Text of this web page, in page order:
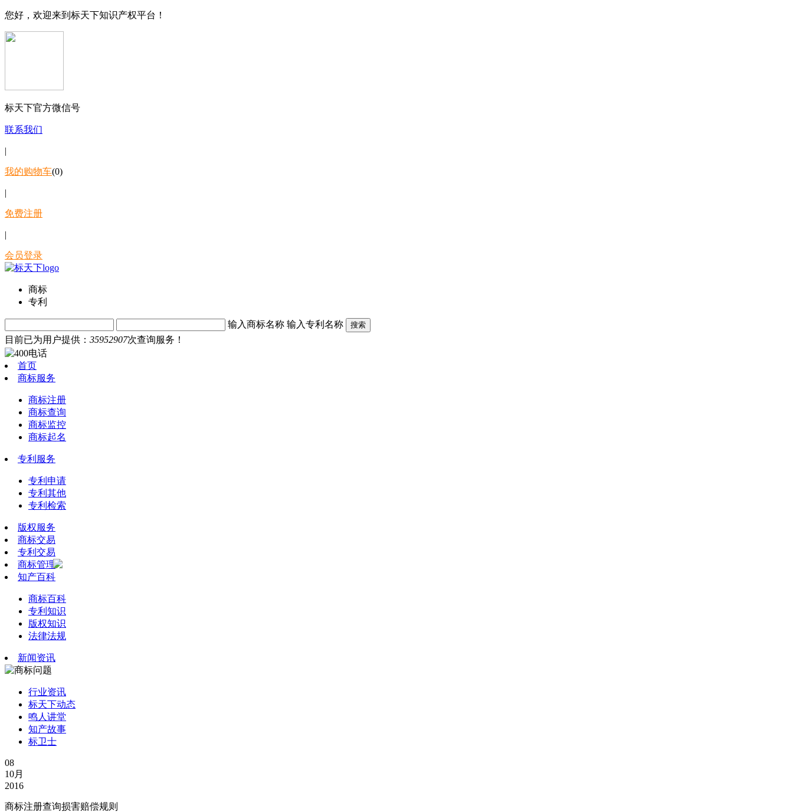
您好，欢迎来到标天下知识产权平台！
标天下官方微信号
联系我们
|
我的购物车(0)
|
免费注册
|
会员登录
商标
专利
输入商标名称 输入专利名称
目前已为用户提供： 35952907次查询服务！
首页
商标服务
商标注册
商标查询
商标监控
商标起名
专利服务
专利申请
专利其他
专利检索
版权服务
商标交易
专利交易
商标管理
知产百科
商标百科
专利知识
版权知识
法律法规
新闻资讯
行业资讯
标天下动态
鸣人讲堂
知产故事
标卫士
08
10月
2016
商标注册查询损害赔偿规则